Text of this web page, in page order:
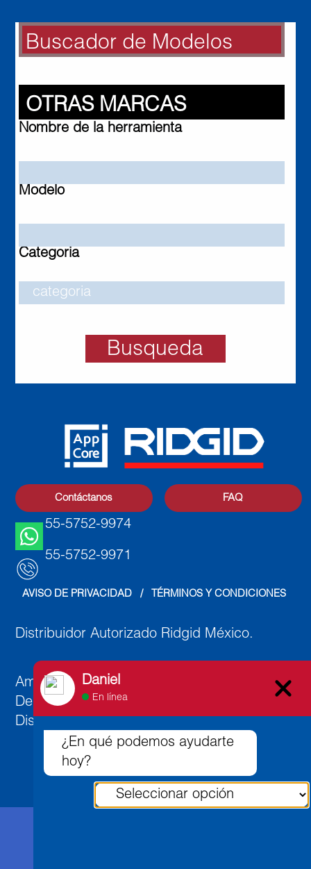
BUSCADOR DE MODELOS
Otras Marcas
Buscador de Modelos
OTRAS MARCAS
Nombre de la herramienta
Modelo
Categoria
Busqueda
Contáctanos FAQ
55-5752-9974
55-5752-9971
AVISO DE PRIVACIDAD
   /
TÉRMINOS Y CONDICIONES
Distribuidor Autorizado Ridgid México.
Ambato 891, Col. Lindavista Norte, C.P. 07300,
Deleg. Gustavo A. Madero,
Distrito Federal, México.
Daniel
En línea
¿En qué podemos ayudarte
hoy?